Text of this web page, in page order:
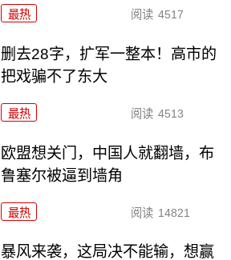
最热 阅读 4517
删去28字，扩军一整本！高市的
把戏骗不了东大
最热 阅读 4513
欧盟想关门，中国人就翻墙，布
鲁塞尔被逼到墙角
最热 阅读 14821
暴风来袭，这局决不能输，想赢